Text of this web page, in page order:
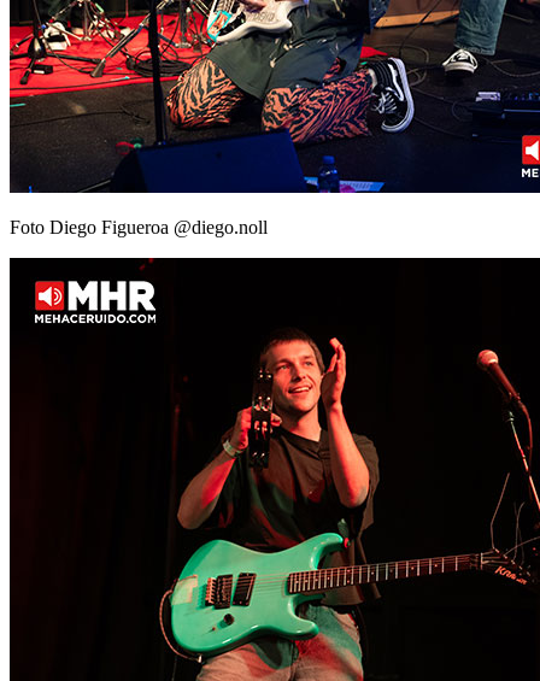
Foto Diego Figueroa @diego.noll